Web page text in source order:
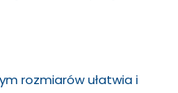
rozmiarów ułatwia i